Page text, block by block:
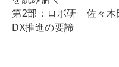
第2部：ロボ研 佐々木
DX推進の要諦